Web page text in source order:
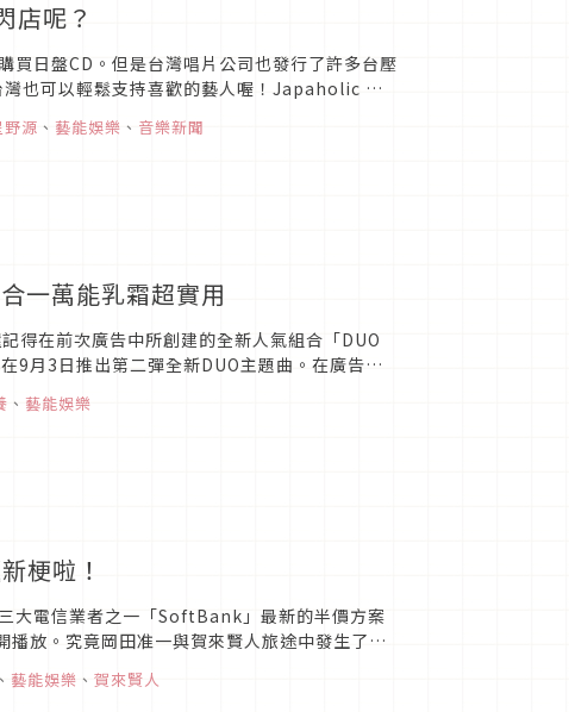
店呢？
買日盤CD。但是台灣唱片公司也發行了許多台壓
也可以輕鬆支持喜歡的藝人喔！Japaholic 推
野源 、 藝能娛樂 、 音樂新聞
一萬能乳霜超實用
得在前次廣告中所創建的全新人氣組合「DUO
9月3日推出第二彈全新DUO主題曲。在廣告中
、 藝能娛樂
梗啦！
大電信業者之一「SoftBank」最新的半價方案
放。究竟岡田准一與賀來賢人旅途中發生了什
、 藝能娛樂 、 賀來賢人